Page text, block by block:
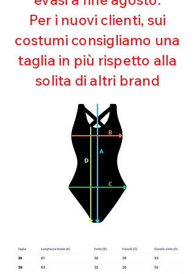
Ultra cloro resistente
Mantenimento della forma
Perfetta vestibilità
Asciugatura rapida
Bielastico
Per i nuovi clienti, sui
costumi consigliamo una
taglia in più rispetto alla
solita di altri brand